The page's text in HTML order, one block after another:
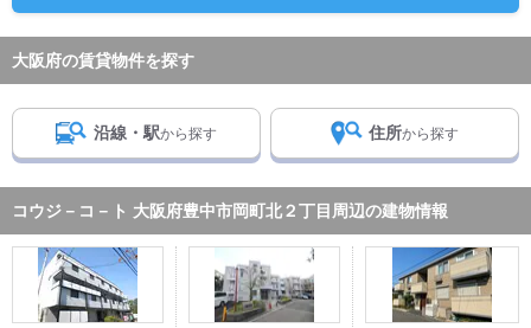
大阪府の賃貸物件を探す
沿線・駅から探す 住所から探す
コウジ－コ－ト 大阪府豊中市岡町北２丁目周辺の建物情報